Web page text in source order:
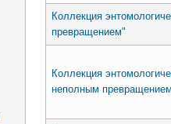
Коллекция
превращением"
Коллекция
неполным